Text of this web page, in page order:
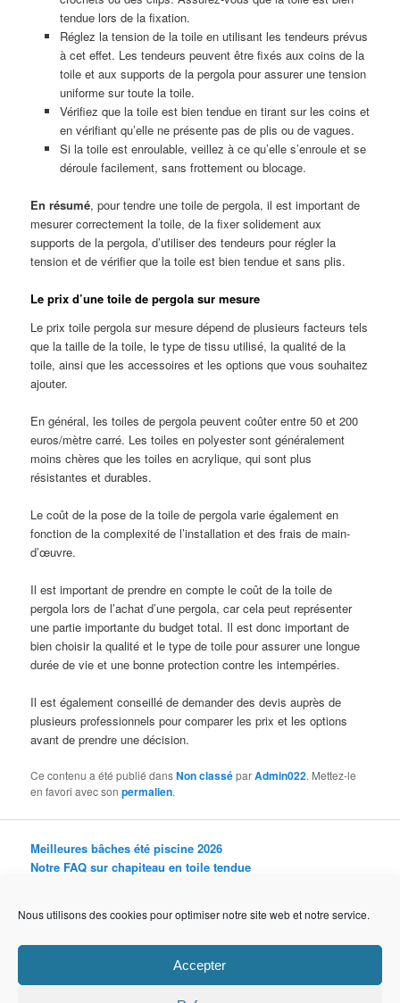
Nous utilisons des cookies pour optimiser notre site web et notre service.
Accepter
tendue lors de la fixation.
Réglez la tension de la toile en utilisant les tendeurs prévus
à cet effet. Les tendeurs peuvent être fixés aux coins de la
toile et aux supports de la pergola pour assurer une tension
uniforme sur toute la toile.
Vérifiez que la toile est bien tendue en tirant sur les coins et
en vérifiant qu’elle ne présente pas de plis ou de vagues.
Si la toile est enroulable, veillez à ce qu’elle s’enroule et se
déroule facilement, sans frottement ou blocage.
En résumé, pour tendre une toile de pergola, il est important de
mesurer correctement la toile, de la fixer solidement aux
supports de la pergola, d’utiliser des tendeurs pour régler la
tension et de vérifier que la toile est bien tendue et sans plis.
Le prix d’une toile de pergola sur mesure
Le prix toile pergola sur mesure dépend de plusieurs facteurs tels
que la taille de la toile, le type de tissu utilisé, la qualité de la
toile, ainsi que les accessoires et les options que vous souhaitez
ajouter.
En général, les toiles de pergola peuvent coûter entre 50 et 200
euros/mètre carré. Les toiles en polyester sont généralement
moins chères que les toiles en acrylique, qui sont plus
résistantes et durables.
Le coût de la pose de la toile de pergola varie également en
fonction de la complexité de l’installation et des frais de main-
d’œuvre.
Il est important de prendre en compte le coût de la toile de
pergola lors de l’achat d’une pergola, car cela peut représenter
une partie importante du budget total. Il est donc important de
bien choisir la qualité et le type de toile pour assurer une longue
durée de vie et une bonne protection contre les intempéries.
Il est également conseillé de demander des devis auprès de
plusieurs professionnels pour comparer les prix et les options
avant de prendre une décision.
Ce contenu a été publié dansNon classéparAdmin022. Mettez-le
en favori avec sonpermalien.
Meilleures bâches été piscine 2026
Notre FAQ sur chapiteau en toile tendue
considérer
Construire un abri en toile tendu pour une station de lavage